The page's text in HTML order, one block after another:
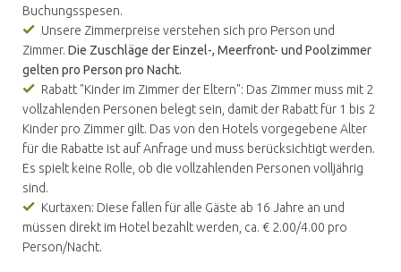
Buchungsspesen.
Unsere Zimmerpreise verstehen sich pro Person und
Zimmer. Die Zuschläge der Einzel-, Meerfront- und Poolzimmer
gelten pro Person pro Nacht.
Rabatt "Kinder im Zimmer der Eltern": Das Zimmer muss mit 2
vollzahlenden Personen belegt sein, damit der Rabatt für 1 bis 2
Kinder pro Zimmer gilt. Das von den Hotels vorgegebene Alter
für die Rabatte ist auf Anfrage und muss berücksichtigt werden.
Es spielt keine Rolle, ob die vollzahlenden Personen volljährig
sind.
Kurtaxen: Diese fallen für alle Gäste ab 16 Jahre an und
müssen direkt im Hotel bezahlt werden, ca. € 2.00/4.00 pro
Person/Nacht.